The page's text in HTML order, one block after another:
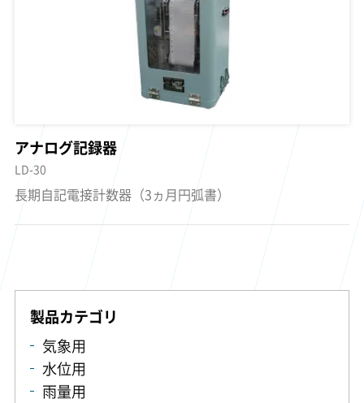
アナログ記録器
LD-30
長期自記電接計数器（3ヵ月円弧書）
製品カテゴリ
気象用
水位用
雨量用